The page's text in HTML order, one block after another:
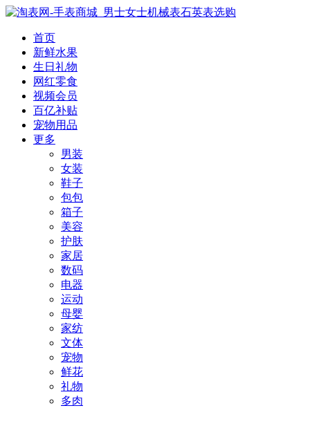
首页
新鲜水果
生日礼物
网红零食
视频会员
百亿补贴
宠物用品
更多
男装
女装
鞋子
包包
箱子
美容
护肤
家居
数码
电器
运动
母婴
家纺
文体
宠物
鲜花
礼物
多肉